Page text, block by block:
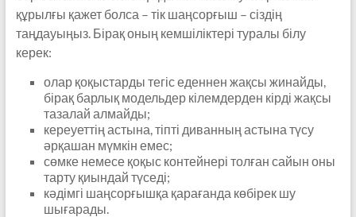
құрылғы қажет болса – тік шаңсорғыш – сіздің
таңдауыңыз. Бірақ оның кемшіліктері туралы білу
керек:
олар қоқыстарды тегіс еденнен жақсы жинайды,
бірақ барлық модельдер кілемдерден кірді жақсы
тазалай алмайды;
кереуеттің астына, тіпті диванның астына түсу
әрқашан мүмкін емес;
сөмке немесе қоқыс контейнері толған сайын оны
тарту қиындай түседі;
кәдімгі шаңсорғышқа қарағанда көбірек шу
шығарады.